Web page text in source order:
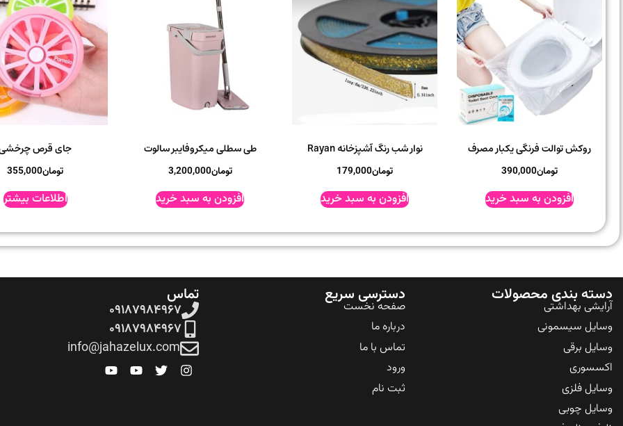
روکش توالت فرنگی یکبار مصرف
تومان390,000
افزودن به سبد خرید
نوار شب رنگ آشپزخانه Rayan
تومان179,000
افزودن به سبد خرید
طی سطلی میکروفایبر سالوت
تومان3,200,000
افزودن به سبد خرید
جای قرص
تومان355,000
اطلاعات بیشتر
دسته بندی محصولات
آرایشی بهداشتی
وسایل سیسمونی
وسایل برقی
اکسسوری
وسایل فلزی
وسایل چوبی
دسترسی سریع
صفحه نخست
درباره ما
تماس با ما
ورود
ثبت نام
تماس
۰۹۱۸۷۹۸۴۹۶۷
۰۹۱۸۷۹۸۴۹۶۷
info@jahazelux.com